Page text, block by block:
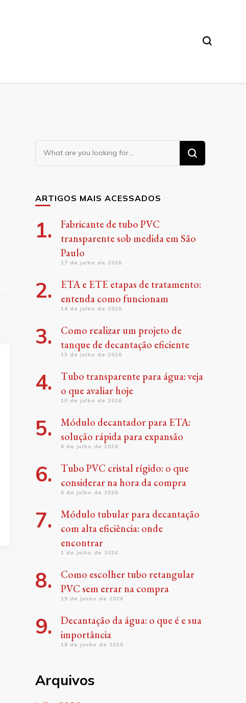
Looking
for
ARTIGOS MAIS ACESSADOS
Fabricante de tubo PVC
transparente sob medida em São
Paulo
17 de julho de 2026
ETA e ETE etapas de tratamento:
entenda como funcionam
14 de julho de 2026
Como realizar um projeto de
tanque de decantação eficiente
13 de julho de 2026
Tubo transparente para água: veja
o que avaliar hoje
10 de julho de 2026
Módulo decantador para ETA:
solução rápida para expansão
6 de julho de 2026
Tubo PVC cristal rígido: o que
considerar na hora da compra
6 de julho de 2026
Módulo tubular para decantação
com alta eficiência: onde
encontrar
1 de julho de 2026
Como escolher tubo retangular
PVC sem errar na compra
19 de junho de 2026
Decantação da água: o que é e sua
importância
18 de junho de 2026
Arquivos